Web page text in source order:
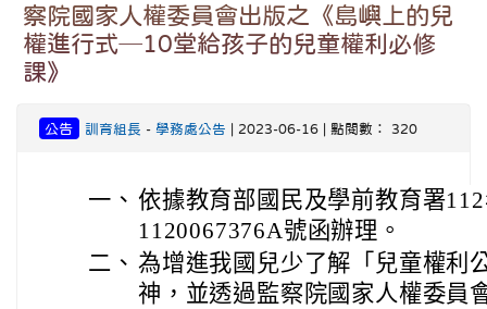
察院國家人權委員會出版之《島嶼上的兒
權進行式─10堂給孩子的兒童權利必修
課》
公告 訓育組長 - 學務處公告 | 2023-06-16 | 點閱數： 320
一、 依據教育部國民及學前教育署
1120067376A號函辦理。
二、 為增進我國兒少了解「兒童權利
神，並透過監察院國家人權委員